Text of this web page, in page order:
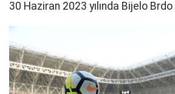
30 Haziran 2023 yılında Bijelo Brdo